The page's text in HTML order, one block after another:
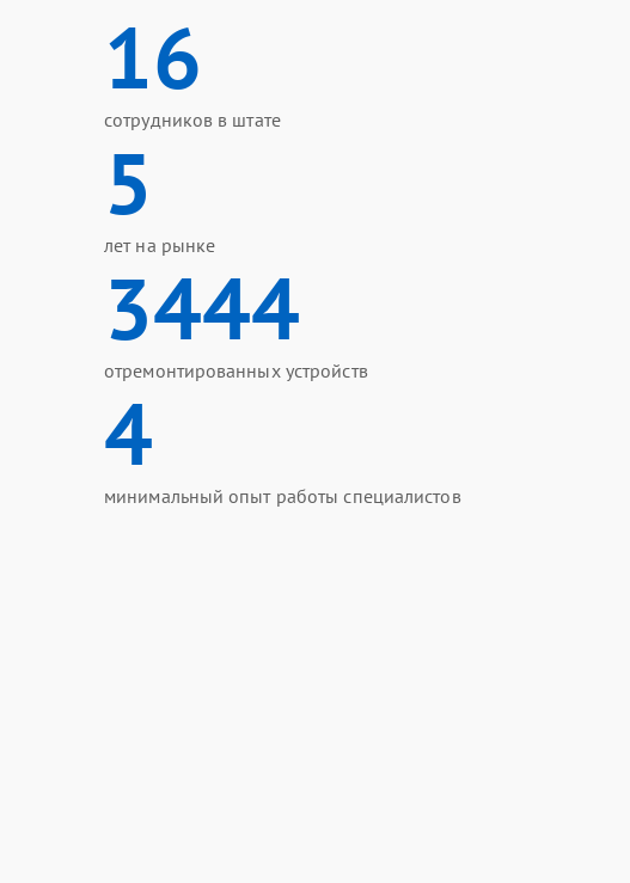
16
сотрудников в штате
5
лет на рынке
3444
отремонтированных устройств
4
минимальный опыт работы специалистов